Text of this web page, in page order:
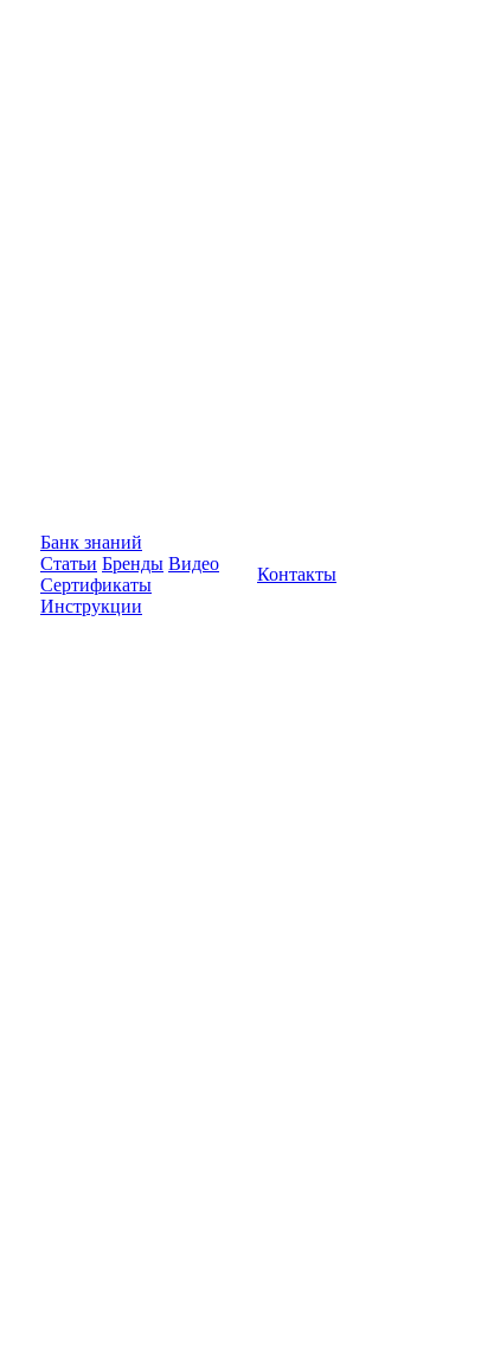
Банк знаний
Статьи Бренды Видео
Сертификаты
Инструкции
Контакты